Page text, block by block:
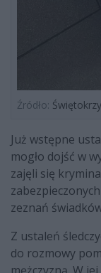
Źródło:
Już wstępne
mogło dojść w
zajęli się
zeznań
Z ustaleń
do rozmowy